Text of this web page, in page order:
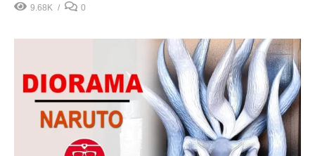
9.68K
0